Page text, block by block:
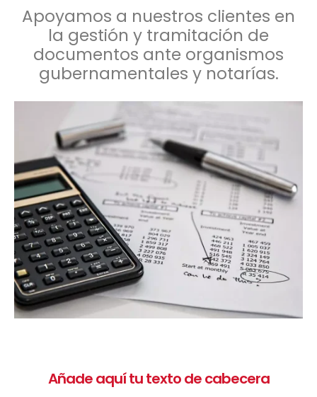
Apoyamos a nuestros clientes en
la gestión y tramitación de
documentos ante organismos
gubernamentales y notarías.
Añade aquí tu texto de cabecera